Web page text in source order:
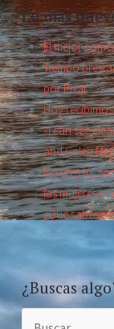
Lo más
El mejor
Tiempo
por Pixar
Hoy
«I can see
and Caleb
No eres tú,
las mujeres
¿Qué sabes
¿Buscas